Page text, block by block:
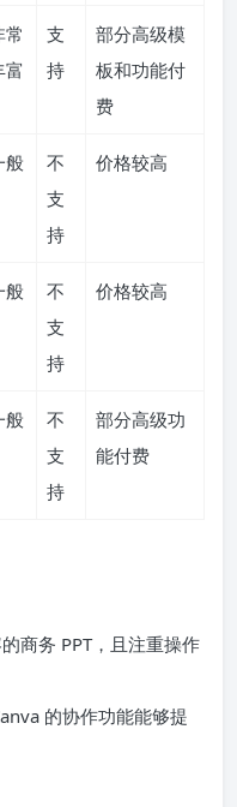
常
富
支
持
部分高级模
板和功能付
费
般
不
支
持
价格较高
般
不
支
持
价格较高
般
不
支
持
部分高级功
能付费
商务 PPT，且注重操作
的协作功能能够提